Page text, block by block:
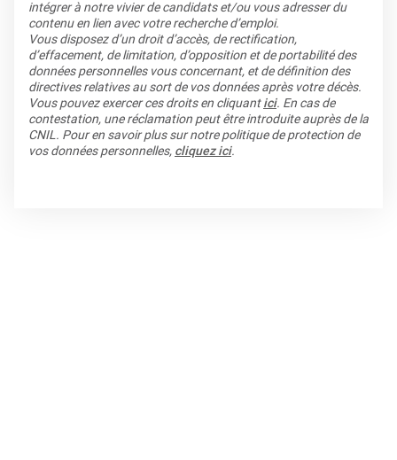
intégrer à notre vivier de candidats et/ou vous adresser du
contenu en lien avec votre recherche d’emploi.
Vous disposez d’un droit d’accès, de rectification,
d’effacement, de limitation, d’opposition et de portabilité des
données personnelles vous concernant, et de définition des
directives relatives au sort de vos données après votre décès.
Vous pouvez exercer ces droits en cliquantici. En cas de
contestation, une réclamation peut être introduite auprès de la
CNIL. Pour en savoir plus sur notre politique de protection de
vos données personnelles, cliquez ici.